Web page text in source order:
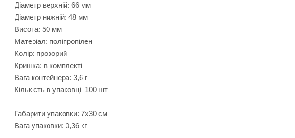
Діаметр верхній: 66 мм
Діаметр нижній: 48 мм
Висота: 50 мм
Матеріал: поліпропілен
Колір: прозорий
Кришка: в комплекті
Вага контейнера: 3,6 г
Кількість в упаковці: 100 шт
Габарити упаковки: 7х30 см
Вага упаковки: 0,36 кг